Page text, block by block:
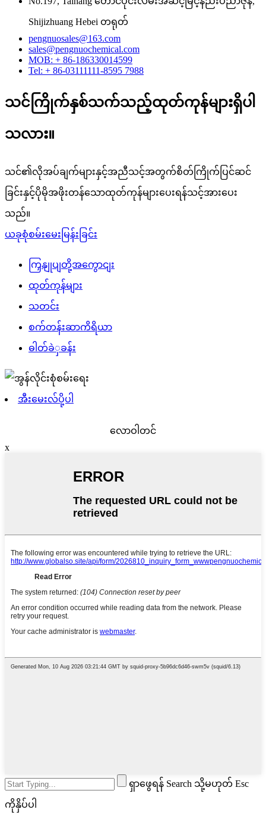
Shijizhuang Hebei တရုတ်
pengnuosales@163.com
sales@pengnuochemical.com
MOB: + 86-186330014599
Tel: + 86-03111111-8595 7988
သင်ကြိုက်နှစ်သက်သည့်ထုတ်ကုန်များရှိပါ
သလား။
သင်၏လိုအပ်ချက်များနှင့်အညီသင့်အတွက်စိတ်ကြိုက်ပြင်ဆင်
ခြင်းနှင့်ပိုမိုအဖိုးတန်သောထုတ်ကုန်များပေးရန်သင့်အားပေး
သည်။
ယခုစုံစမ်းမေးမြန်းခြင်း
ကြှနျုပျတို့အကွောငျး
ထုတ်ကုန်များ
သတင်း
စက်တန်းဆာကိရိယာ
ဓါတ်ခဲှခန်း
အီးမေးလ်ပို့ပါ
လောဝါတင်
x
ရှာဖွေရန် Search သို့မဟုတ် Esc
ကိုနှိပ်ပါ